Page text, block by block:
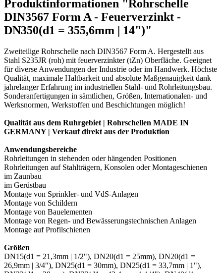
Produktinformationen "Rohrschelle
DIN3567 Form A - Feuerverzinkt -
DN350(d1 = 355,6mm | 14")"
Zweiteilige Rohrschelle nach DIN3567 Form A. Hergestellt aus
Stahl S235JR (roh) mit feuerverzinkter (tZn) Oberfläche. Geeignet
für diverse Anwendungen der Industrie oder im Handwerk. Höchste
Qualität, maximale Haltbarkeit und absolute Maßgenauigkeit dank
jahrelanger Erfahrung im industriellen Stahl- und Rohrleitungsbau.
Sonderanfertigungen in sämtlichen, Größen, Internationalen- und
Werksnormen, Werkstoffen und Beschichtungen möglich!
Qualität aus dem Ruhrgebiet | Rohrschellen MADE IN
GERMANY | Verkauf direkt aus der Produktion
Anwendungsbereiche
Rohrleitungen in stehenden oder hängenden Positionen
Rohrleitungen auf Stahlträgern, Konsolen oder Montageschienen
im Zaunbau
im Gerüstbau
Montage von Sprinkler- und VdS-Anlagen
Montage von Schildern
Montage von Bauelementen
Montage von Regen- und Bewässerungstechnischen Anlagen
Montage auf Profilschienen
Größen
DN15(d1 = 21,3mm | 1/2"), DN20(d1 = 25mm), DN20(d1 =
26,9mm | 3/4"), DN25(d1 = 30mm), DN25(d1 = 33,7mm | 1"),